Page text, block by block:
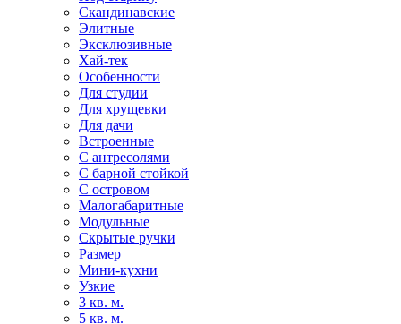
Скандинавские
Элитные
Эксклюзивные
Хай-тек
Особенности
Для студии
Для хрущевки
Для дачи
Встроенные
С антресолями
С барной стойкой
С островом
Малогабаритные
Модульные
Скрытые ручки
Размер
Мини-кухни
Узкие
3 кв. м.
5 кв. м.